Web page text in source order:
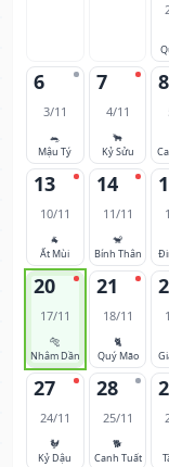
6
3/11
🐀
Mậu Tý
7
4/11
🐂
Kỷ Sửu
8
13
10/11
🐐
Ất Mùi
14
11/11
🐒
Bính Thân
20
17/11
🐅
Nhâm Dần
21
18/11
🐈
Quý Mão
27
24/11
🐓
Kỷ Dậu
28
25/11
🐕
Canh Tuất